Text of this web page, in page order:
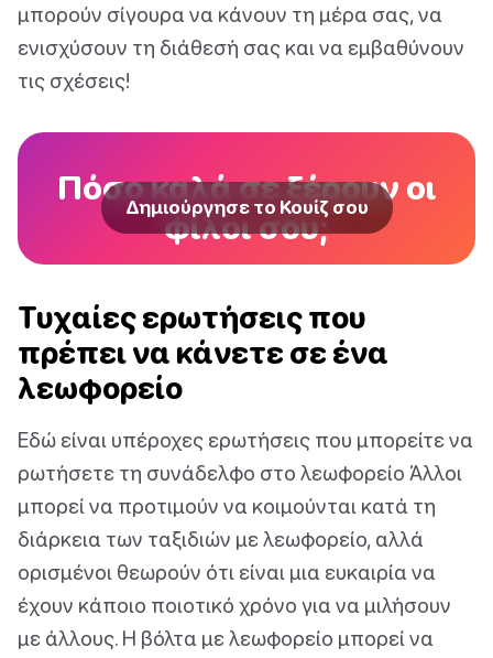
μπορούν σίγουρα να κάνουν τη μέρα σας, να
ενισχύσουν τη διάθεσή σας και να εμβαθύνουν
τις σχέσεις!
Πόσο καλά σε ξέρουν οι
φίλοι σου;
Δημιούργησε το Κουίζ σου
Τυχαίες ερωτήσεις που
πρέπει να κάνετε σε ένα
λεωφορείο
Εδώ είναι υπέροχες ερωτήσεις που μπορείτε να
ρωτήσετε τη συνάδελφο στο λεωφορείο Άλλοι
μπορεί να προτιμούν να κοιμούνται κατά τη
διάρκεια των ταξιδιών με λεωφορείο, αλλά
ορισμένοι θεωρούν ότι είναι μια ευκαιρία να
έχουν κάποιο ποιοτικό χρόνο για να μιλήσουν
με άλλους. Η βόλτα με λεωφορείο μπορεί να